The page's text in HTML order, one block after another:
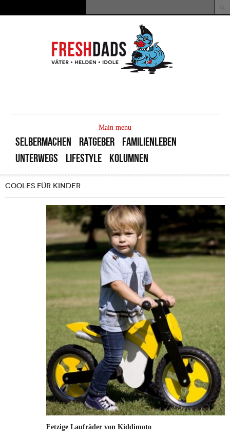
Suchformular
Main menu
SELBERMACHEN RATGEBER
FAMILIENLEBEN
UNTERWEGS
LIFESTYLE KOLUMNEN
COOLES FÜR KINDER
Fetzige Laufräder von Kiddimoto